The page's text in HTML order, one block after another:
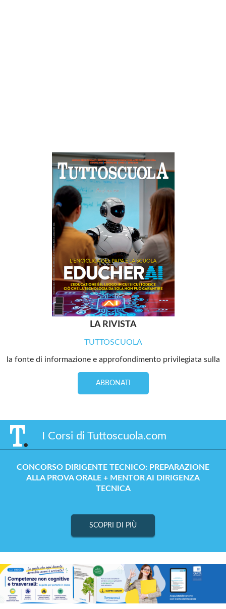
LA RIVISTA
TUTTOSCUOLA
la fonte di informazione e approfondimento privilegiata sulla
ABBONATI
I Corsi di Tuttoscuola.com
CONCORSO DIRIGENTE TECNICO: PREPARAZIONE
ALLA PROVA ORALE + MENTOR AI DIRIGENZA
TECNICA
SCOPRI DI PIÙ